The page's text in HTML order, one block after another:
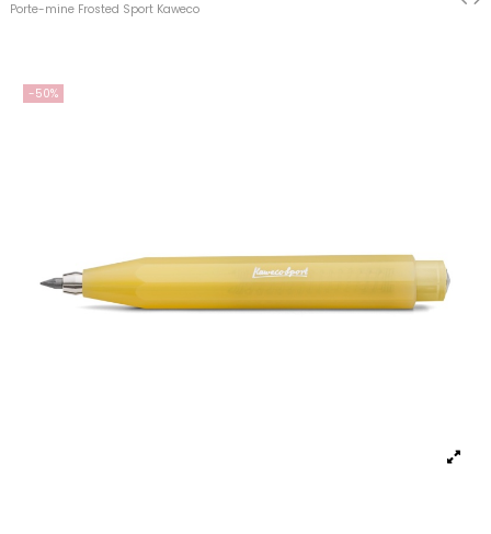
Porte-mine Frosted Sport Kaweco
-50%